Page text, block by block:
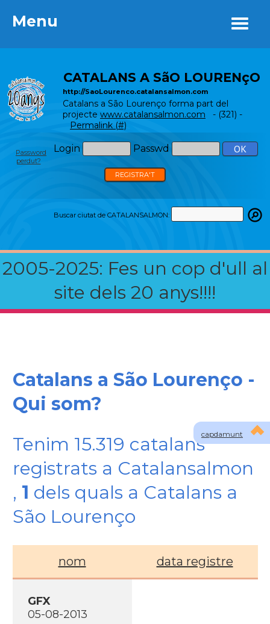
Menu
CATALANS A SãO LOURENçO
http://SaoLourenco.catalansalmon.com
Catalans a São Lourenço forma part del
projecte www.catalansalmon.com - (321) -
Permalink (#)
Login Passwd
Password
perdut?
REGISTRA'T
Buscar ciutat de CATALANSALMON:
2005-2025: Fes un cop d'ull al
site dels 20 anys!!!!
Menu
capdamunt
Catalans a São Lourenço -
Qui som?
Tenim 15.319 catalans
registrats a Catalansalmon
, 1 dels quals a Catalans a
São Lourenço
nom data registre
GFX
05-08-2013